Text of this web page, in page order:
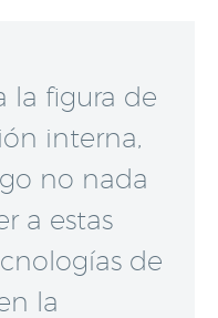
la figura de
interna,
no nada
a estas
de
la